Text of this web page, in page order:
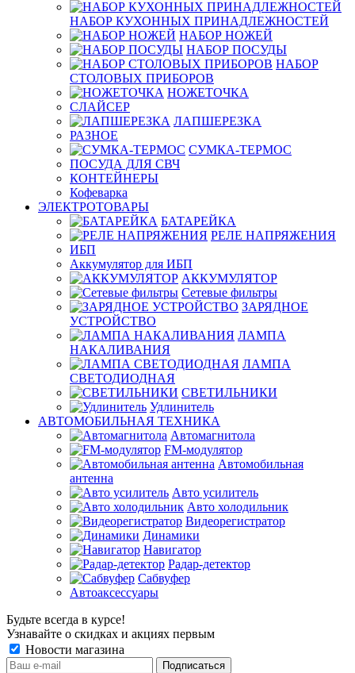
НАБОР КУХОННЫХ ПРИНАДЛЕЖНОСТЕЙ
НАБОР НОЖЕЙ
НАБОР ПОСУДЫ
НАБОР
СТОЛОВЫХ ПРИБОРОВ
НОЖЕТОЧКА
СЛАЙСЕР
ЛАПШЕРЕЗКА
РАЗНОЕ
СУМКА-ТЕРМОС
ПОСУДА ДЛЯ СВЧ
КОНТЕЙНЕРЫ
Кофеварка
ЭЛЕКТРОТОВАРЫ
БАТАРЕЙКА
РЕЛЕ НАПРЯЖЕНИЯ
ИБП
Аккумулятор для ИБП
АККУМУЛЯТОР
Сетевые фильтры
ЗАРЯДНОЕ
УСТРОЙСТВО
ЛАМПА
НАКАЛИВАНИЯ
ЛАМПА
СВЕТОДИОДНАЯ
СВЕТИЛЬНИКИ
Удлинитель
АВТОМОБИЛЬНАЯ ТЕХНИКА
Автомагнитола
FM-модулятор
Автомобильная
антенна
Авто усилитель
Авто холодильник
Видеорегистратор
Динамики
Навигатор
Радар-детектор
Сабвуфер
Автоаксессуары
Будьте всегда в курсе!
Узнавайте о скидках и акциях первым
Новости магазина